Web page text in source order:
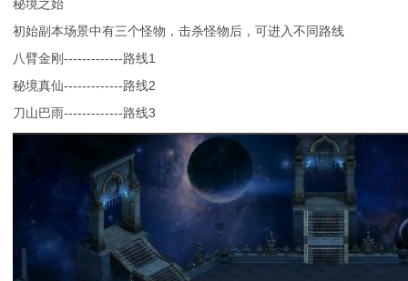
秘境之始
初始副本场景中有三个怪物，击杀怪物后，可进入不同路线
八臂金刚-------------路线1
秘境真仙-------------路线2
刀山巴雨-------------路线3